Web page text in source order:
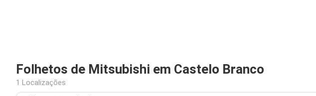
Folhetos de Mitsubishi em Castelo Branco
1 Localizações